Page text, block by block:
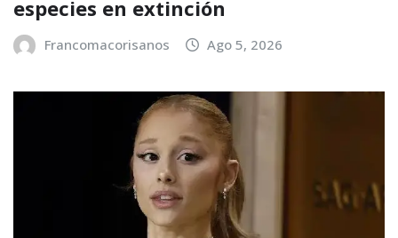
especies en extinción
Francomacorisanos Ago 5, 2026